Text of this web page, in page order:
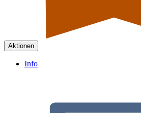
Aktionen
Info